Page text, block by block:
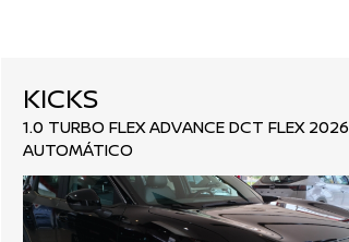
KICKS
1.0 TURBO FLEX ADVANCE DCT FLEX 2026
AUTOMÁTICO